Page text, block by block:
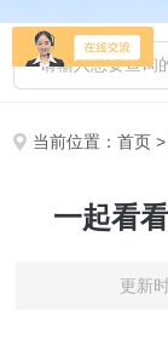
当前位置：首页 >
一起看
更新